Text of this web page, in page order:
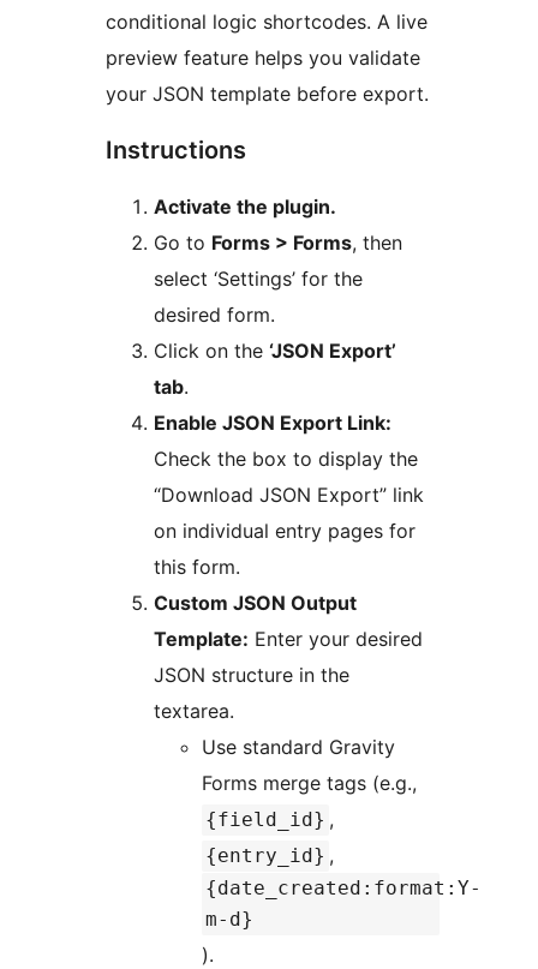
conditional logic shortcodes. A live
preview feature helps you validate
your JSON template before export.
Instructions
Activate the plugin.
Go to Forms > Forms, then
select ‘Settings’ for the
desired form.
Click on the ‘JSON Export’
tab.
Enable JSON Export Link:
Check the box to display the
“Download JSON Export” link
on individual entry pages for
this form.
Custom JSON Output
Template: Enter your desired
JSON structure in the
textarea.
Use standard Gravity
Forms merge tags (e.g.,
{field_id} ,
{entry_id} ,
{date_created:format:Y-
m-d}
).